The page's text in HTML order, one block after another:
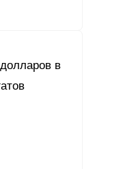
в